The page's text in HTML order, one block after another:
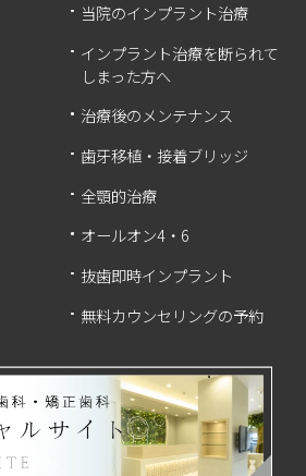
当院のインプラント治療
インプラント治療を断られて
しまった方へ
治療後のメンテナンス
歯牙移植・接着ブリッジ
全顎的治療
オールオン4・6
抜歯即時インプラント
無料カウンセリングの予約